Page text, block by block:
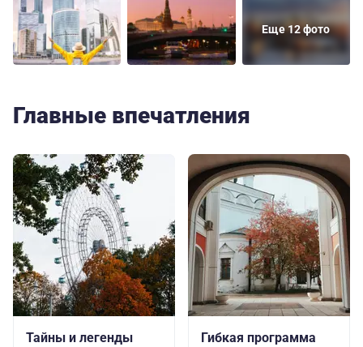
Еще 12 фото
Главные впечатления
Тайны и легенды
Гибкая программа